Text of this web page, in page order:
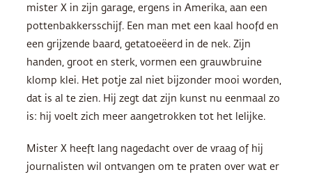
mister X in zijn garage, ergens in Amerika, aan een
pottenbakkersschijf. Een man met een kaal hoofd en
een grijzende baard, getatoeëerd in de nek. Zijn
handen, groot en sterk, vormen een grauwbruine
klomp klei. Het potje zal niet bijzonder mooi worden,
dat is al te zien. Hij zegt dat zijn kunst nu eenmaal zo
is: hij voelt zich meer aangetrokken tot het lelijke.
Mister X heeft lang nagedacht over de vraag of hij
journalisten wil ontvangen om te praten over wat er